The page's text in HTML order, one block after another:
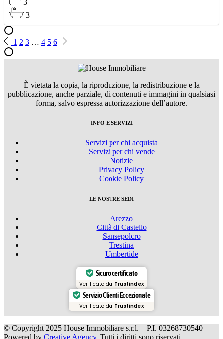
3
3
1 2 3 … 4 5 6
È vietata la copia, la riproduzione, la redistribuzione e la
pubblicazione, anche parziale, di contenuti e immagini in qualsiasi
forma, salvo espressa autorizzazione dell’autore.
INFO E SERVIZI
Servizi per chi acquista
Servizi per chi vende
Notizie
Privacy Policy
Cookie Policy
LE NOSTRE SEDI
Arezzo
Città di Castello
Sansepolcro
Trestina
Umbertide
Sicuro certificato
Verificato da Trustindex
Servizio Clienti Eccezionale
Verificato da Trustindex
© Copyright 2025 House Immobiliare s.r.l. – P.I. 03268730540 –
Powered by Creative Agency. Tutti i diritti sono riservati.